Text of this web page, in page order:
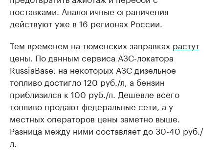
поставками. Аналогичные ограничения
действуют уже в 16 регионах России.
Тем временем на тюменских заправках растут
цены. По данным сервиса АЗС-локатора
RussiaBase, на некоторых АЗС дизельное
топливо достигло 120 руб./л, а бензин
приблизился к 100 руб./л. Дешевле всего
топливо продают федеральные сети, а у
местных операторов цены заметно выше.
Разница между ними составляет до 30-40 руб./
л.